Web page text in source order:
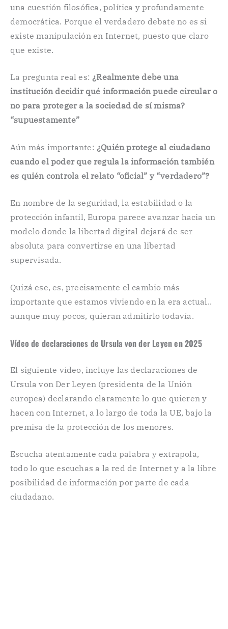
una cuestión filosófica, política y profundamente
democrática. Porque el verdadero debate no es si
existe manipulación en Internet, puesto que claro
que existe.
La pregunta real es:¿Realmente debe una
institución decidir qué información puede circular o
no para proteger a la sociedad de sí misma?
“supuestamente”
Aún más importante: ¿Quién protege al ciudadano
cuando el poder que regula la información también
es quién controla el relato “oficial” y “verdadero”?
En nombre de la seguridad, la estabilidad o la
protección infantil, Europa parece avanzar hacia un
modelo donde la libertad digital dejará de ser
absoluta para convertirse en una libertad
supervisada.
Quizá ese, es, precisamente el cambio más
importante que estamos viviendo en la era actual..
aunque muy pocos, quieran admitirlo todavía.
Vídeo de declaraciones de Ursula von der Leyen en 2025
El siguiente vídeo, incluye las declaraciones de
Ursula von Der Leyen (presidenta de la Unión
europea) declarando claramente lo que quieren y
hacen con Internet, a lo largo de toda la UE, bajo la
premisa de la protección de los menores.
Escucha atentamente cada palabra y extrapola,
todo lo que escuchas a la red de Internet y a la libre
posibilidad de información por parte de cada
ciudadano.